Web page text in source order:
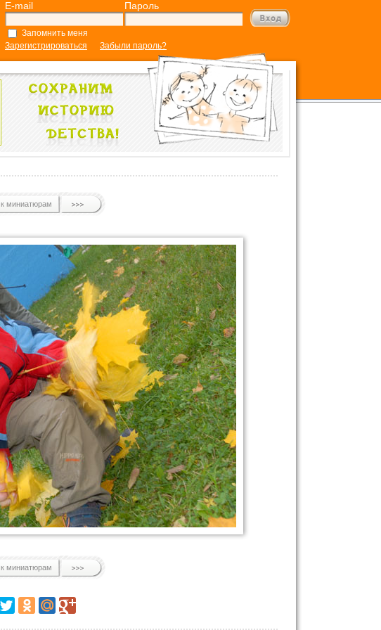
E-mail Пароль
Запомнить меня
Зарегистрироваться
Забыли пароль?
к миниатюрам
к миниатюрам